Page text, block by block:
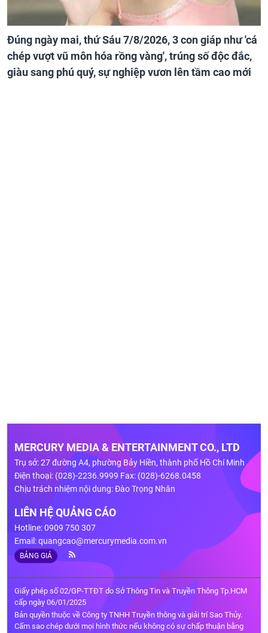
Đúng ngày mai, thứ Sáu 7/8/2026, 3 con giáp như 'cá
chép vượt vũ môn hóa rồng vàng', trúng số độc đắc,
giàu sang phú quý, sự nghiệp vươn lên tầm cao mới
MERCURY MEDIA & ENTERTAINMENT CO., LTD
Trụ sở: 27 đường A4, phường Bảy Hiền, thành phố Hồ Chí Minh
Điện thoại: (028)-2236.9999 Fax: (028)-6268.0458
Chịu trách nhiệm nội dung: Đào Trọng Nhân
LIÊN HỆ QUẢNG CÁO
Hotline: 0909 750 307
Email:quangcao@mercurymedia.com.vn
BẢNG GIÁ
Giấy phép số 02/GP-TTĐT do Sở Thông Tin và Truyền Thông Tp.HCM
cấp ngày 06/01/2025
Bản quyền thuộc về Công ty TNHH Truyền thông và giải trí Sao Thủy.
Cấm sao chép dưới mọi hình thức nếu không có sự chấp thuận bằng